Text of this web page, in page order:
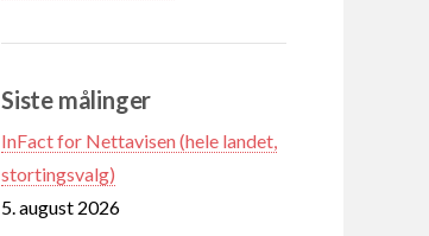
Siste målinger
InFact for Nettavisen (hele landet,
stortingsvalg)
5. august 2026